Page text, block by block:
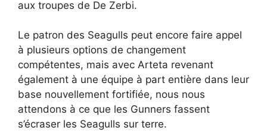
aux troupes de De Zerbi.
Le patron des Seagulls peut encore faire appel
à plusieurs options de changement
compétentes, mais avec Arteta revenant
également à une équipe à part entière dans leur
base nouvellement fortifiée, nous nous
attendons à ce que les Gunners fassent
s’écraser les Seagulls sur terre.